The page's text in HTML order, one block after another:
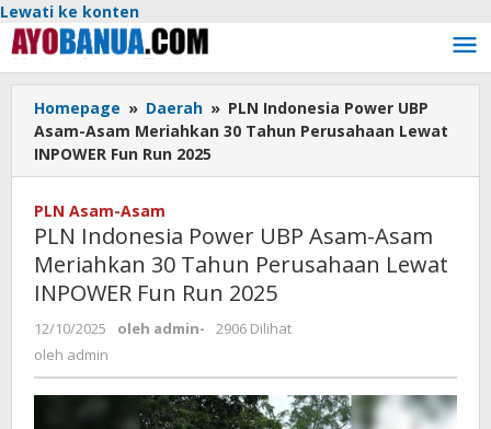
Lewati ke konten
Homepage » Daerah » PLN Indonesia Power UBP
Asam-Asam Meriahkan 30 Tahun Perusahaan Lewat
INPOWER Fun Run 2025
PLN Asam-Asam
PLN Indonesia Power UBP Asam-Asam
Meriahkan 30 Tahun Perusahaan Lewat
INPOWER Fun Run 2025
12/10/2025 oleh admin-
2906 Dilihat
oleh admin